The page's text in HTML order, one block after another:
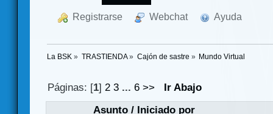
Registrarse Webchat Ayuda
La BSK » TRASTIENDA» Cajón de sastre » Mundo Virtual
Páginas: [1]2 3 ...6 >>
Ir Abajo
Asunto/ Iniciado por